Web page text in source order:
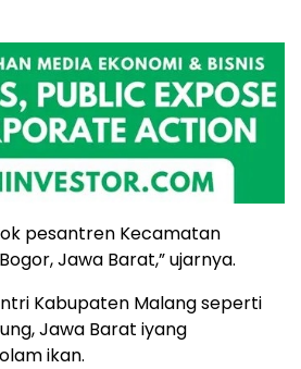
pesantren Kecamatan
Jawa Barat,” ujarnya.
Kabupaten Malang seperti
Jawa Barat iyang
ikan.